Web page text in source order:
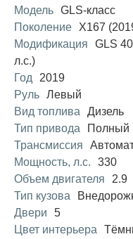
Модель GLS-класс
Поколение
X167
Модификация
GLS
л.с.)
Год
2019
Руль Левый
Вид топлива
Дизель
Тип привода
Полный
Трансмиссия
Мощность, л.с.
330
Объем двигателя
2.9
Тип кузова
Двери
5
Цвет интерьера